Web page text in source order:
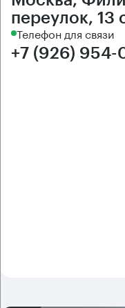
переулок, 13
Телефон для связи
+7 (926) 954-